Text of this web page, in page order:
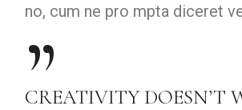
no, cum ne pro mpta diceret
CREATIVITY DOESN’T